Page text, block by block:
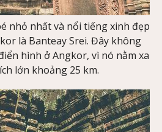
nhỏ nhất và nổi tiếng xinh đẹp
là Banteay Srei. Đây không
hình ở Angkor, vì nó nằm xa
lớn khoảng 25 km.